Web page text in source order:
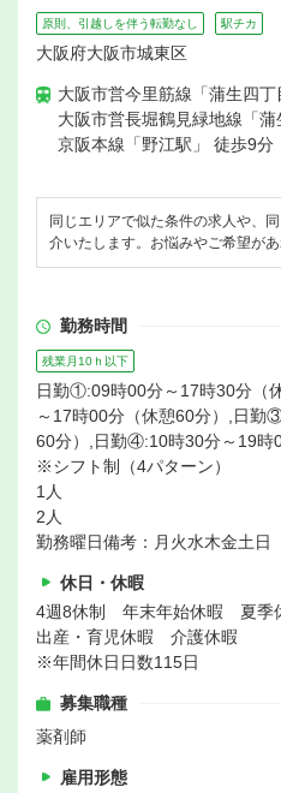
原則、引越しを伴う転勤なし 駅チカ
大阪府大阪市城東区
大阪市営今里筋線「蒲生四
大阪市営長堀鶴見緑地線「
京阪本線「野江駅」 徒歩9分
同じエリアで似た条件の求人や、
介いたします。お悩みやご希望が
勤務時間
残業月10ｈ以下
日勤①:09時00分～17時30分（
～17時00分（休憩60分）,日勤
60分）,日勤④:10時30分～19時
※シフト制（4パターン）
1人
2人
勤務曜日備考：月火水木金土日
休日・休暇
4週8休制 年末年始休暇 夏
出産・育児休暇 介護休暇
※年間休日日数115日
募集職種
薬剤師
雇用形態